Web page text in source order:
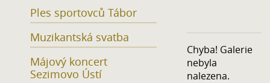
Ples sportovců Tábor
Muzikantská svatba
Májový koncert
Sezimovo Ústí
Chyba! Galerie
nebyla
nalezena.